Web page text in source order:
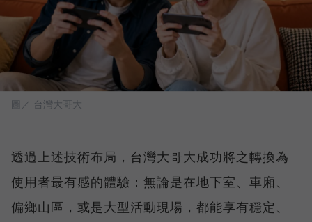
圖／ 台灣大哥大
透過上述技術布局，台灣大哥大成功將之轉換為
使用者最有感的體驗：無論是在地下室、車廂、
偏鄉山區，或是大型活動現場，都能享有穩定、